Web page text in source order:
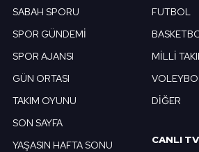
SABAH SPORU
SPOR GÜNDEMİ
SPOR AJANSI
GÜN ORTASI
TAKIM OYUNU
SON SAYFA
YAŞASIN HAFTA SONU
FUTBOL
MİLLİ
DİĞER
CANLI TV